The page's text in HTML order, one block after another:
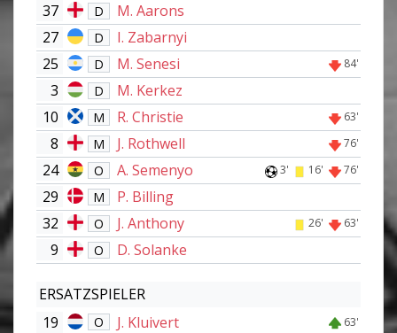
37 D
M. Aarons
27
D
I. Zabarnyi
25
D M. Senesi 84'
3 D
M. Kerkez
10
M R. Christie 63'
8 M J. Rothwell 76'
24 O A. Semenyo 3' 16' 76'
29 M
P. Billing
32
O J. Anthony 26' 63'
9 O D. Solanke
ERSATZSPIELER
19
O J. Kluivert 63'